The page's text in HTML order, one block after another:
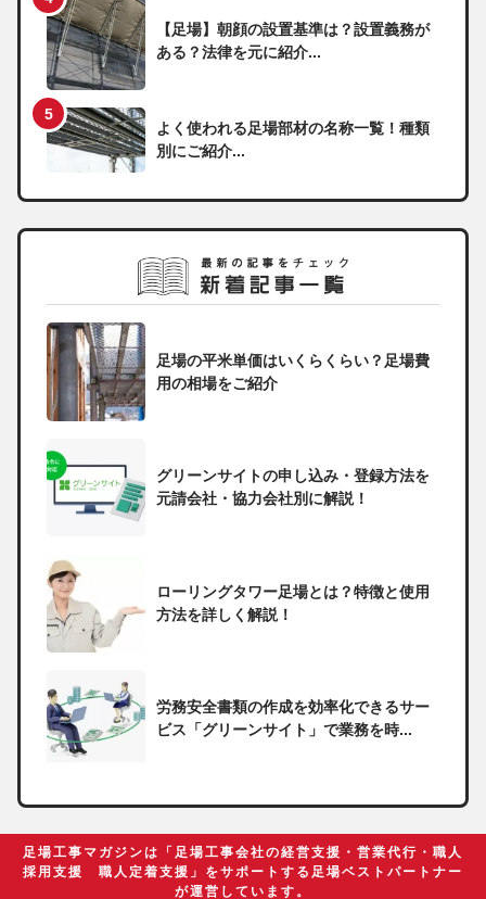
【足場】朝顔の設置基準は？設置義務が
ある？法律を元に紹介...
よく使われる足場部材の名称一覧！種類
別にご紹介...
足場の平米単価はいくらくらい？足場費
用の相場をご紹介
グリーンサイトの申し込み・登録方法を
元請会社・協力会社別に解説！
ローリングタワー足場とは？特徴と使用
方法を詳しく解説！
労務安全書類の作成を効率化できるサー
ビス「グリーンサイト」で業務を時...
届いたらどうしたらいい？
足場工事マガジンは「足場工事会社の経営支援・営業代行・職人
採用支援 職人定着支援」をサポートする足場ベストパートナー
が運営しています。